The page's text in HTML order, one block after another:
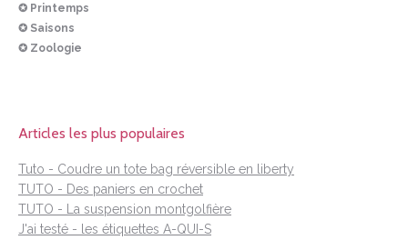
✪ Printemps
✪ Saisons
✪ Zoologie
Articles les plus populaires
Tuto - Coudre un tote bag réversible en liberty
TUTO - Des paniers en crochet
TUTO - La suspension montgolfière
J'ai testé - les étiquettes A-QUI-S